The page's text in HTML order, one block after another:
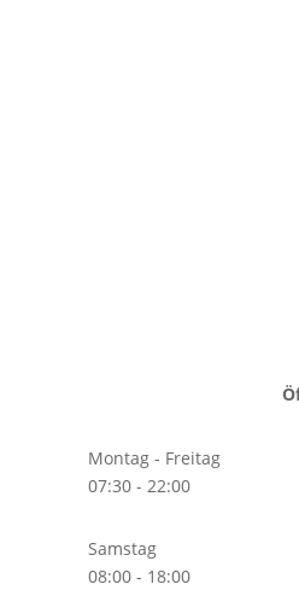
Montag - Freitag
07:30 - 22:00
Samstag
08:00 - 18:00